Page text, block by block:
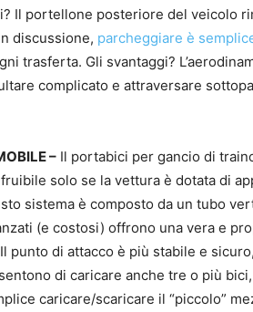
Il portellone posteriore del veicolo
discussione, parcheggiare è
trasferta. Gli svantaggi?
complicato e attraversare
– Il portabici per gancio di
solo se la vettura è dotata di
sistema è composto da un tubo
(e costosi) offrono una vera e
punto di attacco è più stabile e
di caricare anche tre o più bici,
caricare/scaricare il “piccolo”